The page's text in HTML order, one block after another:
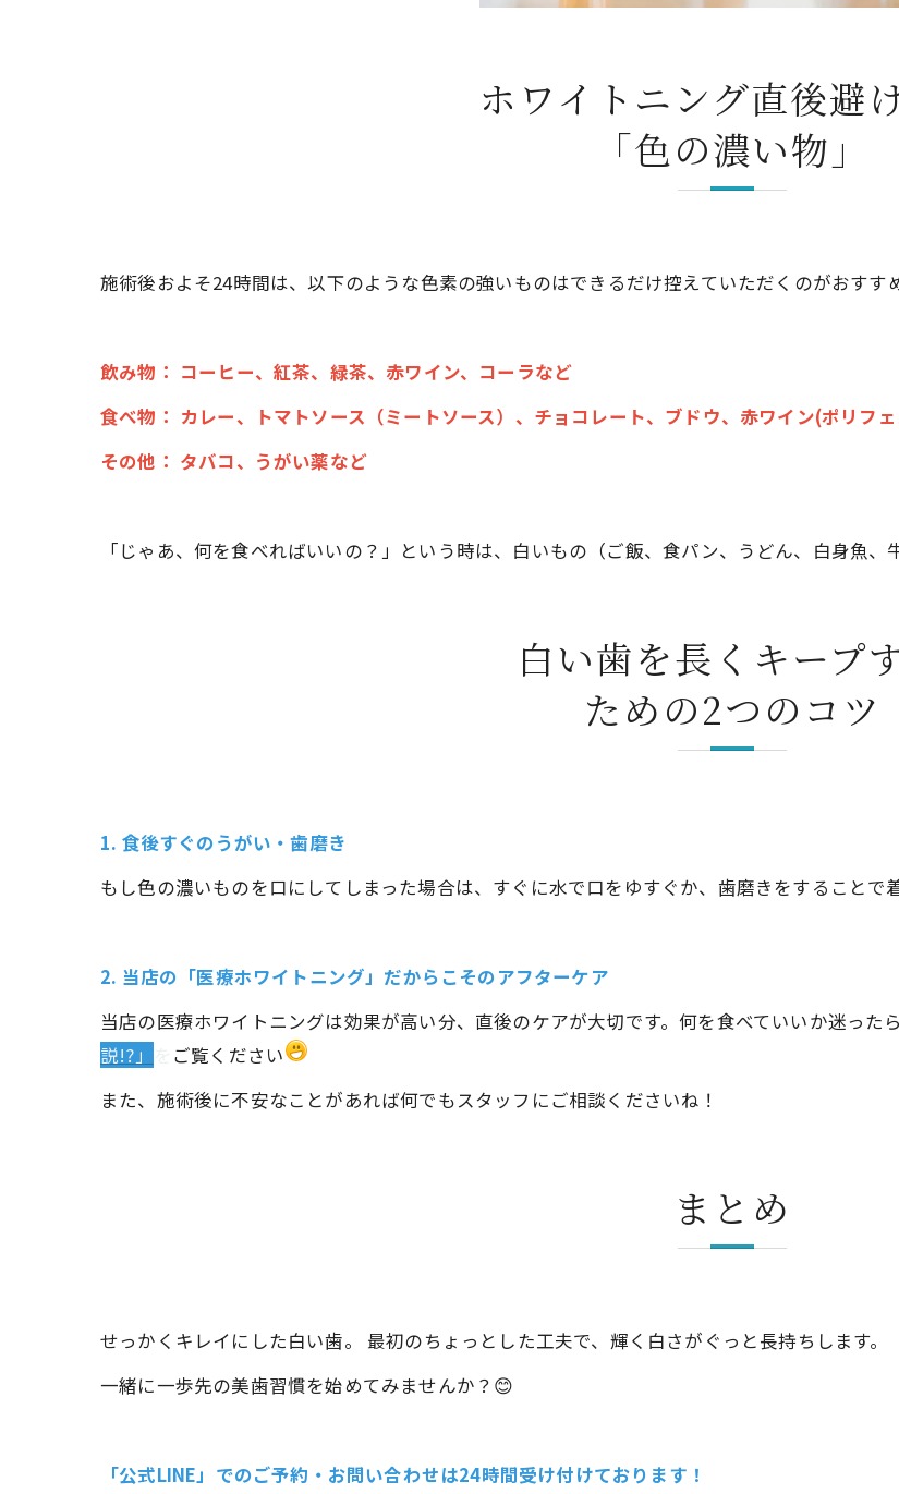
ホワイトニング直後避
「色の濃い物」
施術後およそ24時間は、以下のような色素の強いものはできるだけ控えていただくのがおすすめ
飲み物： コーヒー、紅茶、緑茶、赤ワイン、コーラなど
食べ物： カレー、トマトソース（ミートソース）、チョコレート、ブドウ、赤ワイン(ポリフ
その他： タバコ、うがい薬など
「じゃあ、何を食べればいいの？」という時は、白いもの（ご飯、食パン、うどん、白身魚
白い歯を長くキープ
ための2つのコツ
1. 食後すぐのうがい・歯磨き
もし色の濃いものを口にしてしまった場合は、すぐに水で口をゆすぐか、歯磨きをすることで
2. 当店の「医療ホワイトニング」だからこそのアフターケア
当店の医療ホワイトニングは効果が高い分、直後のケアが大切です。何を食べていいか迷った
説!?」
ご覧ください
また、施術後に不安なことがあれば何でもスタッフにご相談くださいね！
まとめ
せっかくキレイにした白い歯。 最初のちょっとした工夫で、輝く白さがぐっと長持ちします。
一緒に一歩先の美歯習慣を始めてみませんか？😊
「公式LINE」でのご予約・お問い合わせは24時間受け付けております！